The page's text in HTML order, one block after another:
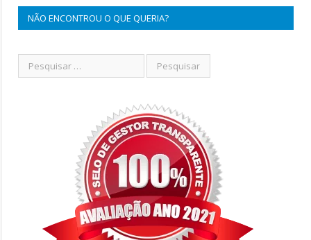
NÃO ENCONTROU O QUE QUERIA?